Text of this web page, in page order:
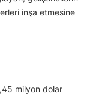
inşa etmesine
milyon dolar